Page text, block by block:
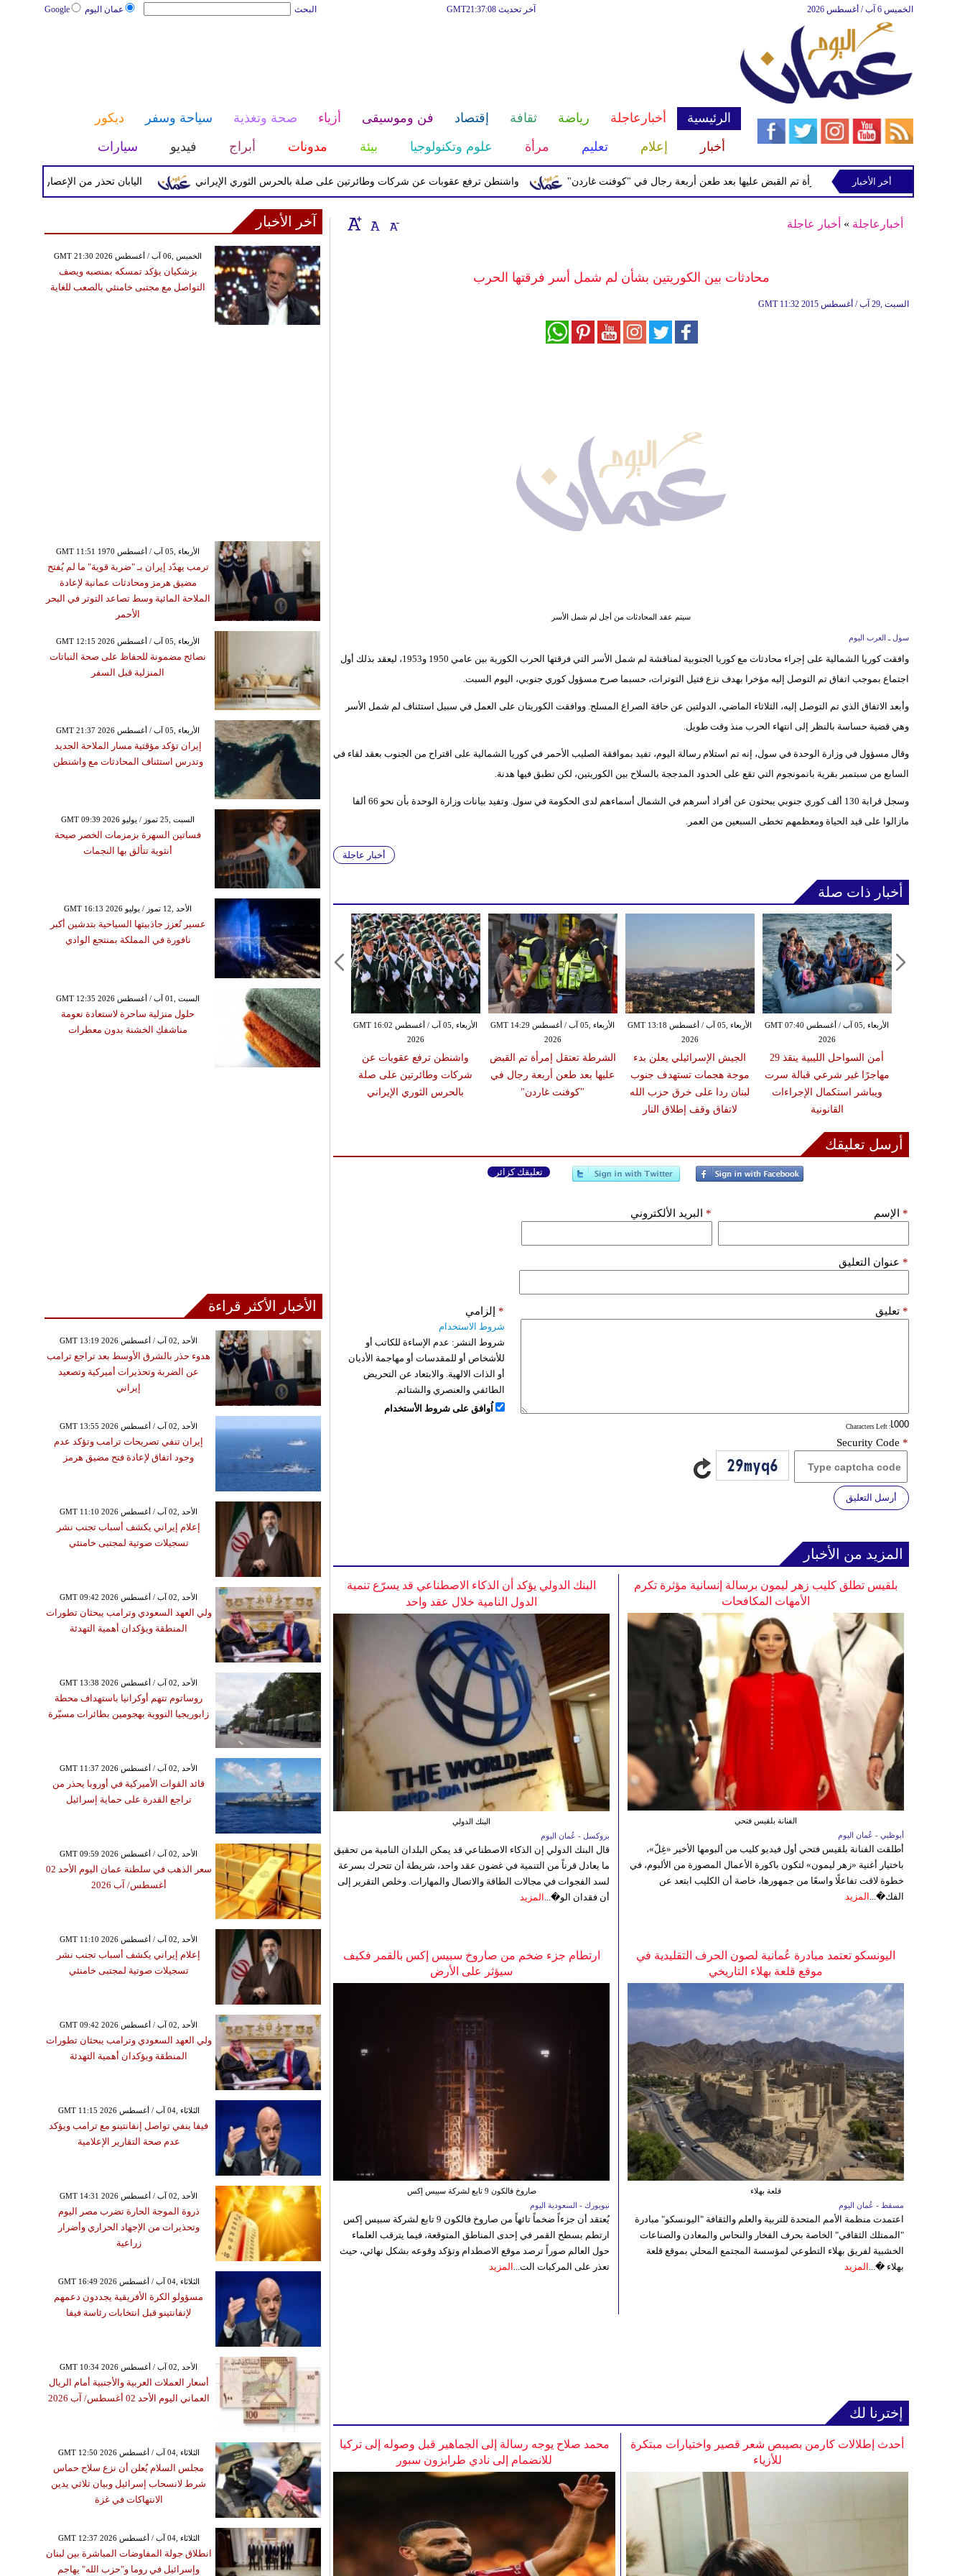
عمان اليوم Google البحث آخر تحديث GMT21:37:08 الخميس 6 آب / أغسطس 2026
الرئيسية أخبارعاجلة رياضة ثقافة إقتصاد فن وموسيقى أزياء صحة وتغذية سياحة وسفر
ديكور
أخبار
إعلام تعليم مرأة علوم وتكنولوجيا بيئة مدونات أبراج فيديو سيارات
اليابان تحذر من الإعصار دولفين ورياح واشنطن ترفع عقوبات عن شركات وطائرتين على صلة بالحرس الثوري الإيراني الشرطة تعتقل إمرأة تم القبض عليها بعد طعن أربعة رجال في "كوفنت غاردن"
أخر الأخبار
أخبارعاجلة » أخبار عاجلة
محادثات بين الكوريتين بشأن لم شمل أسر فرقتها الحرب
GMT 11:32 2015 السبت ,29 آب / أغسطس
سيتم عقد المحادثات من أجل لم شمل الأسر
سول ـ العرب اليوم
وافقت كوريا الشمالية على إجراء محادثات مع كوريا الجنوبية لمناقشة لم شمل الأسر التي فرقتها الحرب الكورية بين عامي 1950 و1953، ليعقد بذلك أول
اجتماع بموجب اتفاق تم التوصل إليه مؤخرا بهدف نزع فتيل التوترات، حسبما صرح مسؤول كوري جنوبي، اليوم السبت.
وأبعد الاتفاق الذي تم التوصل إليه، الثلاثاء الماضي، الدولتين عن حافة الصراع المسلح. ووافقت الكوريتان على العمل في سبيل استئناف لم شمل الأسر
وهي قضية حساسة بالنظر إلى انتهاء الحرب منذ وقت طويل.
وقال مسؤول في وزارة الوحدة في سول، إنه تم استلام رسالة اليوم، تفيد بموافقة الصليب الأحمر في كوريا الشمالية على اقتراح من الجنوب بعقد لقاء في
السابع من سبتمبر بقرية بانمونجوم التي تقع على الحدود المدججة بالسلاح بين الكوريتين، لكن تطبق فيها هدنة.
وسجل قرابة 130 ألف كوري جنوبي يبحثون عن أفراد أسرهم في الشمال أسماءهم لدى الحكومة في سول. وتفيد بيانات وزارة الوحدة بأن نحو 66 ألفا
مازالوا على قيد الحياة ومعظمهم تخطى السبعين من العمر.
أخبار عاجلة
أخبار ذات صلة
الأربعاء ,05 آب / أغسطس GMT 16:02
2026
واشنطن ترفع عقوبات عن
شركات وطائرتين على صلة
بالحرس الثوري الإيراني
الأربعاء ,05 آب / أغسطس GMT 14:29
2026
الشرطة تعتقل إمرأة تم القبض
عليها بعد طعن أربعة رجال في
"كوفنت غاردن"
الأربعاء ,05 آب / أغسطس GMT 13:18
2026
الجيش الإسرائيلي يعلن بدء
موجة هجمات تستهدف جنوب
لبنان ردا على خرق حزب الله
لاتفاق وقف إطلاق النار
الأربعاء ,05 آب / أغسطس GMT 07:40
2026
أمن السواحل الليبية ينقذ 29
مهاجرًا غير شرعي قبالة سرت
ويباشر استكمال الإجراءات
القانونية
أرسل تعليقك
تعليقك كزائر
الإسم * البريد الألكتروني *
عنوان التعليق *
تعليق *
: Characters Left
إلزامي *
شروط الاستخدام
شروط النشر: عدم الإساءة للكاتب أو
للأشخاص أو للمقدسات أو مهاجمة الأديان
أو الذات الالهية. والابتعاد عن التحريض
الطائفي والعنصري والشتائم.
اُوافق على شروط الأستخدام
Security Code *
أرسل التعليق
المزيد من الأخبار
البنك الدولي يؤكد أن الذكاء الاصطناعي قد يسرّع تنمية
الدول النامية خلال عقد واحد
البنك الدولي
بروكسل - عُمان اليوم
قال البنك الدولي إن الذكاء الاصطناعي قد يمكن البلدان النامية من تحقيق
ما يعادل قرناً من التنمية في غضون عقد واحد، شريطة أن تتحرك بسرعة
لسد الفجوات في مجالات الطاقة والاتصال والمهارات. وخلص التقرير إلى
أن فقدان الو�... المزيد
بلقيس تطلق كليب زهر ليمون برسالة إنسانية مؤثرة تكرم
الأمهات المكافحات
الفنانة بلقيس فتحي
أبوظبي - عُمان اليوم
أطلقت الفنانة بلقيس فتحي أول فيديو كليب من ألبومها الأخير «غِلّ»،
باختيار أغنية «زهر ليمون» لتكون باكورة الأعمال المصورة من الألبوم، في
خطوة لاقت تفاعلًا واسعًا من جمهورها، خاصة أن الكليب ابتعد عن
الفك�... المزيد
ارتطام جزء ضخم من صاروخ سبيس إكس بالقمر فكيف
سيؤثر على الأرض
صاروخ فالكون 9 تابع لشركة سبيس إكس
نيويورك - السعودية اليوم
يُعتقد أن جزءاً ضخماً تائهاً من صاروخ فالكون 9 تابع لشركة سبيس إكس
ارتطم بسطح القمر في إحدى المناطق المتوقعة، فيما يترقب العلماء
حول العالم صوراً ترصد موقع الاصطدام وتؤكد وقوعه بشكل نهائي، حيث
تعذر على المركبات الت... المزيد
اليونسكو تعتمد مبادرة عُمانية لصون الحرف التقليدية في
موقع قلعة بهلاء التاريخي
قلعة بهلاء
مسقط - عُمان اليوم
اعتمدت منظمة الأمم المتحدة للتربية والعلم والثقافة "اليونسكو" مبادرة
"الممتلك الثقافي" الخاصة بحرف الفخار والنحاس والمعادن والصناعات
الخشبية لفريق بهلاء التطوعي لمؤسسة المجتمع المحلي بموقع قلعة
بهلاء �... المزيد
إخترنا لك
محمد صلاح يوجه رسالة إلى الجماهير قبل وصوله إلى تركيا
للانضمام إلى نادي طرابزون سبور
أحدث إطلالات كارمن بصيبص شعر قصير واختيارات مبتكرة
للأزياء
آخر الأخبار
GMT 21:30 2026 الخميس ,06 آب / أغسطس
بزشكيان يؤكد تمسكه بمنصبه ويصف
التواصل مع مجتبى خامنئي بالصعب للغاية
GMT 11:51 1970 الأربعاء ,05 آب / أغسطس
ترمب يهدّد إيران بـ "ضربة قوية" ما لم يُفتح
مضيق هرمز ومحادثات عمانية لإعادة
الملاحة المائية وسط تصاعد التوتر في البحر
الأحمر
GMT 12:15 2026 الأربعاء ,05 آب / أغسطس
نصائح مضمونة للحفاظ على صحة النباتات
المنزلية قبل السفر
GMT 21:37 2026 الأربعاء ,05 آب / أغسطس
إيران تؤكد مؤقتية مسار الملاحة الجديد
وتدرس استئناف المحادثات مع واشنطن
GMT 09:39 2026 السبت ,25 تموز / يوليو
فساتين السهرة بزمزمات الخصر صيحة
أنثوية تتألق بها النجمات
GMT 16:13 2026 الأحد ,12 تموز / يوليو
عسير تُعزز جاذبيتها السياحية بتدشين أكبر
نافورة في المملكة بمنتجع الوادي
GMT 12:35 2026 السبت ,01 آب / أغسطس
حلول منزلية ساحرة لاستعادة نعومة
مناشفكِ الخشنة بدون معطرات
الأخبار الأكثر قراءة
GMT 13:19 2026 الأحد ,02 آب / أغسطس
هدوء حذر بالشرق الأوسط بعد تراجع ترامب
عن الضربة وتحذيرات أميركية وتصعيد
إيراني
GMT 13:55 2026 الأحد ,02 آب / أغسطس
إيران تنفي تصريحات ترامب وتؤكد عدم
وجود اتفاق لإعادة فتح مضيق هرمز
GMT 11:10 2026 الأحد ,02 آب / أغسطس
إعلام إيراني يكشف أسباب تجنب نشر
تسجيلات صوتية لمجتبى خامنئي
GMT 09:42 2026 الأحد ,02 آب / أغسطس
ولي العهد السعودي وترامب يبحثان تطورات
المنطقة ويؤكدان أهمية التهدئة
GMT 13:38 2026 الأحد ,02 آب / أغسطس
روساتوم تتهم أوكرانيا باستهداف محطة
زابوريجيا النووية بهجومين بطائرات مسيّرة
GMT 11:37 2026 الأحد ,02 آب / أغسطس
قائد القوات الأميركية في أوروبا يحذر من
تراجع القدرة على حماية إسرائيل
GMT 09:59 2026 الأحد ,02 آب / أغسطس
سعر الذهب في سلطنة عمان اليوم الأحد 02
أغسطس/ آب 2026
GMT 11:10 2026 الأحد ,02 آب / أغسطس
إعلام إيراني يكشف أسباب تجنب نشر
تسجيلات صوتية لمجتبى خامنئي
GMT 09:42 2026 الأحد ,02 آب / أغسطس
ولي العهد السعودي وترامب يبحثان تطورات
المنطقة ويؤكدان أهمية التهدئة
GMT 11:15 2026 الثلاثاء ,04 آب / أغسطس
فيفا ينفي تواصل إنفانتينو مع ترامب ويؤكد
عدم صحة التقارير الإعلامية
GMT 14:31 2026 الأحد ,02 آب / أغسطس
ذروة الموجة الحارة تضرب مصر اليوم
وتحذيرات من الإجهاد الحراري وأضرار
زراعية
GMT 16:49 2026 الثلاثاء ,04 آب / أغسطس
مسؤولو الكرة الأفريقية يجددون دعمهم
لإنفانتينو قبل انتخابات رئاسة فيفا
GMT 10:34 2026 الأحد ,02 آب / أغسطس
أسعار العملات العربية والأجنبية أمام الريال
العماني اليوم الأحد 02 أغسطس/ آب 2026
GMT 12:50 2026 الثلاثاء ,04 آب / أغسطس
مجلس السلام يُعلن أن نزع سلاح حماس
شرط لانسحاب إسرائيل وبيان ثلاثي يدين
الانتهاكات في غزة
GMT 12:37 2026 الثلاثاء ,04 آب / أغسطس
انطلاق جولة المفاوضات المباشرة بين لبنان
وإسرائيل في روما و"حزب الله" يهاجم